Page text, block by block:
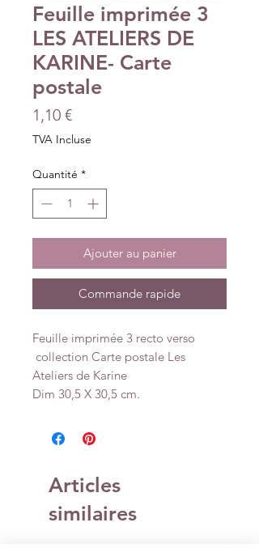
Feuille imprimée 3
LES ATELIERS DE
KARINE- Carte
postale
1,10 €Prix
TVA Incluse
Quantité *
Ajouter au panier
Commande rapide
Feuille imprimée 3 recto verso
collection Carte postale Les
Ateliers de Karine
Dim 30,5 X 30,5 cm.
Articles
similaires